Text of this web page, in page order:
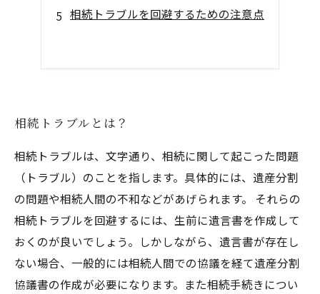
相続トラブルを回避するための注意点
相続トラブルとは？
相続トラブルは、文字通り、相続に関して起こった問題
（トラブル）のことを指します。具体的には、遺産分割
の問題や相続人間の不和などがあげられます。 それらの
相続トラブルを回避するには、生前に遺言書を作成して
おくのが良いでしょう。しかしながら、遺言書が存在し
ない場合、一般的には相続人間での協議を経て遺産分割
協議書の作成が必要になります。また相続手続きについ